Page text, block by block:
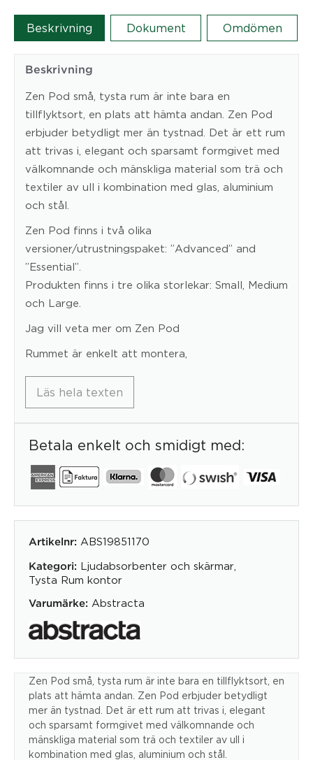
-
mötesbås
Beskrivning Dokument Omdömen
Beskrivning
Zen Pod små, tysta rum är inte bara en
tillflyktsort, en plats att hämta andan. Zen Pod
erbjuder betydligt mer än tystnad. Det är ett rum
att trivas i, elegant och sparsamt formgivet med
välkomnande och mänskliga material som trä och
textiler av ull i kombination med glas, aluminium
och stål.
Zen Pod finns i två olika
versioner/utrustningspaket: ”Advanced” and
”Essential”.
Produkten finns i tre olika storlekar: Small, Medium
och Large.
Jag vill veta mer om Zen Pod
Rummet är enkelt att montera,
Läs hela texten
Betala enkelt och smidigt med:
Artikelnr: ABS19851170
Kategori: Ljudabsorbenter och skärmar
Tysta Rum kontor
Varumärke: Abstracta
Zen Pod små, tysta rum är inte bara en tillflyktsort, en
plats att hämta andan. Zen Pod erbjuder betydligt
mer än tystnad. Det är ett rum att trivas i, elegant
och sparsamt formgivet med välkomnande och
mänskliga material som trä och textiler av ull i
kombination med glas, aluminium och stål.